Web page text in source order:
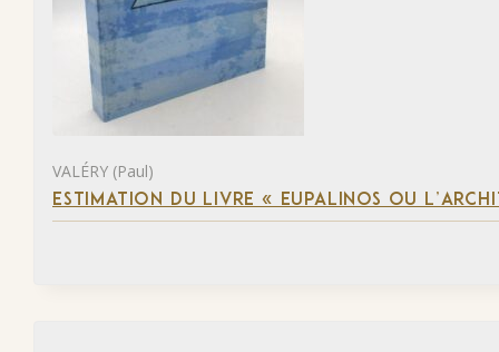
VALÉRY (Paul)
ESTIMATION DU LIVRE « EUPALINOS OU